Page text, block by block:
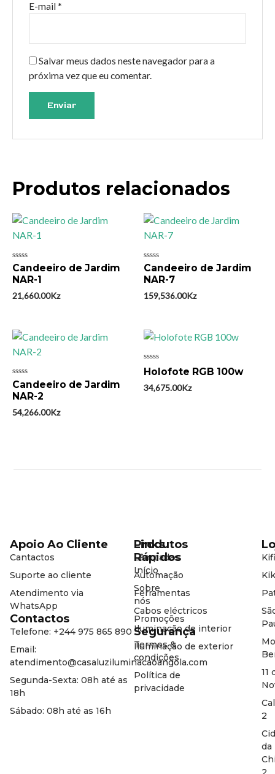
E-mail *
Salvar meus dados neste navegador para a
próxima vez que eu comentar.
Produtos relacionados
Avaliação
0
de
5
Candeeiro de Jardim
NAR-1
21,660.00Kz
Avaliação
0
de
5
Candeeiro de Jardim
NAR-7
159,536.00Kz
Avaliação
0
de
5
Candeeiro de Jardim
NAR-2
54,266.00Kz
Avaliação
0
de
5
Holofote RGB 100w
34,675.00Kz
11
2
da
Produtos
Lâmpadas
Automação
Ferramentas
Cabos eléctricos
Iluminação de interior
Iluminação de exterior
Links
Rápidos
Início
Sobre
nós
Promoções
Segurança
Termos &
condições
Política de
privacidade
Apoio Ao Cliente
Cantactos
Suporte ao cliente
Atendimento via
WhatsApp
Contactos
Telefone: +244 975 865 890
Email:
atendimento@casaluziluminacaoangola.com
Segunda-Sexta: 08h até as
18h
Sábado: 08h até as 16h